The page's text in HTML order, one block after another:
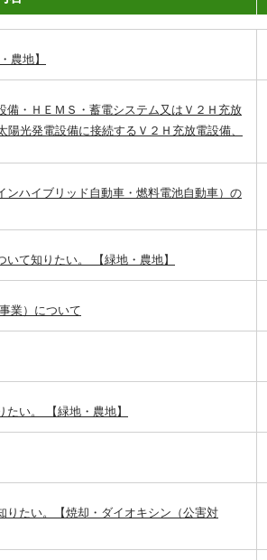
農地】
・ＨＥＭＳ・蓄電システム又はＶ２Ｈ充放
光発電設備に接続するＶ２Ｈ充放電設備、
ハイブリッド自動車・燃料電池自動車）の
て知りたい。 【緑地・農地】
業）について
い。 【緑地・農地】
りたい。【焼却・ダイオキシン（公害対